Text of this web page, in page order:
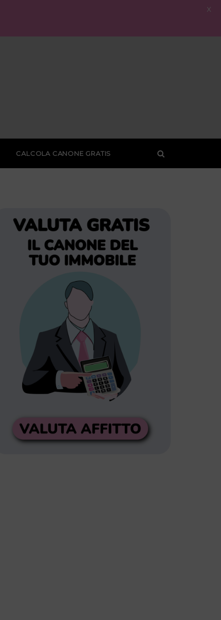
CALCOLA CANONE GRATIS
X